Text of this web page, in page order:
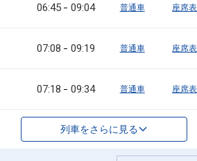
06:45 09:04 普通車 座席表
07:08 09:19 普通車 座席表
07:18 09:34 普通車 座席表
列車をさらに見る